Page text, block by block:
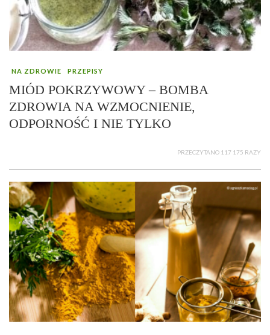
NA ZDROWIE PRZEPISY
MIÓD POKRZYWOWY – BOMBA
ZDROWIA NA WZMOCNIENIE,
ODPORNOŚĆ I NIE TYLKO
PRZECZYTANO 117 175 RAZY